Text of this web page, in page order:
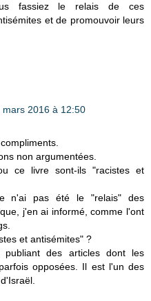
fassiez le relais de ces
et de promouvoir leurs
mars 2016 à 12:50
non argumentées.
ce livre sont-ils "racistes et
n'ai pas été le "relais" des
j'en ai informé, comme l'ont
et antisémites" ?
des articles dont les
opposées. Il est l'un des